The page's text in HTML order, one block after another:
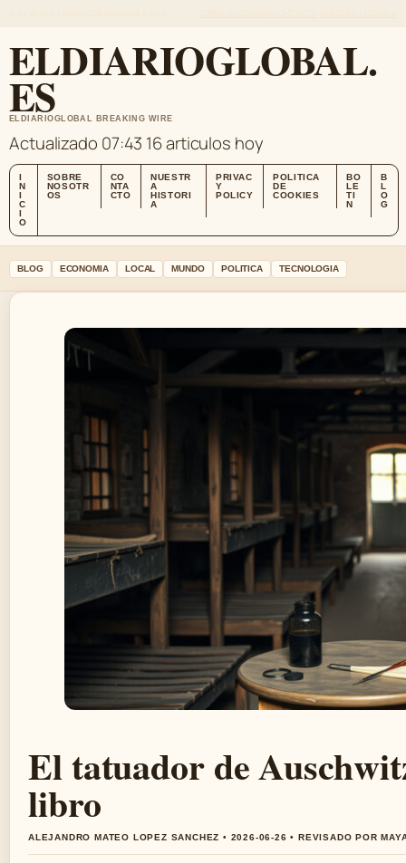
ELDIARIOGLOBAL.
ES
ELDIARIOGLOBAL BREAKING WIRE
Actualizado 07:43 16 articulos hoy
I
N
I
C
I
O
SOBRE
NOSOTR
OS
CO
NTA
CTO
NUESTR
A
HISTORI
A
PRIVAC
Y
POLICY
POLITICA
DE
COOKIES
BO
LE
TI
N
B
L
O
G
BLOG ECONOMIA LOCAL MUNDO POLITICA TECNOLOGIA
El tatuador de
libro
ALEJANDRO MATEO LOPEZ SANCHEZ • 2026-06-26 • REVISADO POR